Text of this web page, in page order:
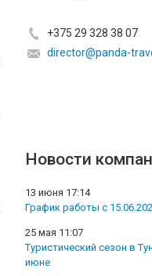
+375 29 328 38 07
director@panda-
Новости
13 июня 17:14
График работы с
25 мая 11:07
Туристический сезон в
июне